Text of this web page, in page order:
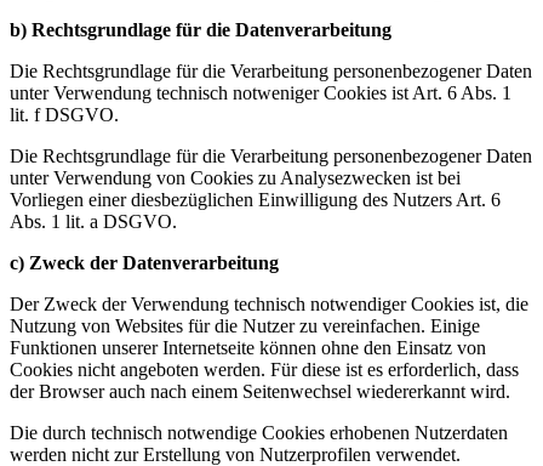
b) Rechtsgrundlage für die Datenverarbeitung
Die Rechtsgrundlage für die Verarbeitung personenbezogener Daten
unter Verwendung technisch notweniger Cookies ist Art. 6 Abs. 1
lit. f DSGVO.
Die Rechtsgrundlage für die Verarbeitung personenbezogener Daten
unter Verwendung von Cookies zu Analysezwecken ist bei
Vorliegen einer diesbezüglichen Einwilligung des Nutzers Art. 6
Abs. 1 lit. a DSGVO.
c) Zweck der Datenverarbeitung
Der Zweck der Verwendung technisch notwendiger Cookies ist, die
Nutzung von Websites für die Nutzer zu vereinfachen. Einige
Funktionen unserer Internetseite können ohne den Einsatz von
Cookies nicht angeboten werden. Für diese ist es erforderlich, dass
der Browser auch nach einem Seitenwechsel wiedererkannt wird.
Die durch technisch notwendige Cookies erhobenen Nutzerdaten
werden nicht zur Erstellung von Nutzerprofilen verwendet.